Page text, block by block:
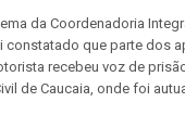
da Coordenadoria
constatado que parte dos
recebeu voz de
de Caucaia, onde foi